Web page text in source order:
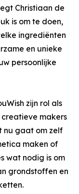
Christiaan de
is om te doen,
ingrediënten
en unieke
persoonlijke
zijn rol als
makers
nu gaat om zelf
maken of
wat nodig is om
grondstoffen en